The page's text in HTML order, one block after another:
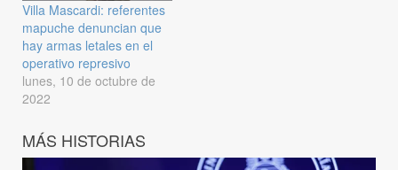
Villa Mascardi: referentes
mapuche denuncian que
hay armas letales en el
operativo represivo
lunes, 10 de octubre de
2022
MÁS HISTORIAS